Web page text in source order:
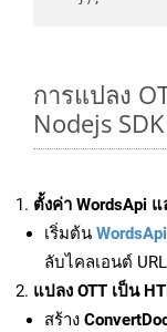
การแปลง
Nodejs SDK
ตั้งค่า WordsApi
เริ่มต้น WordsApi
ลับไคลเอนต์
แปลง OTT เป็น
สร้าง